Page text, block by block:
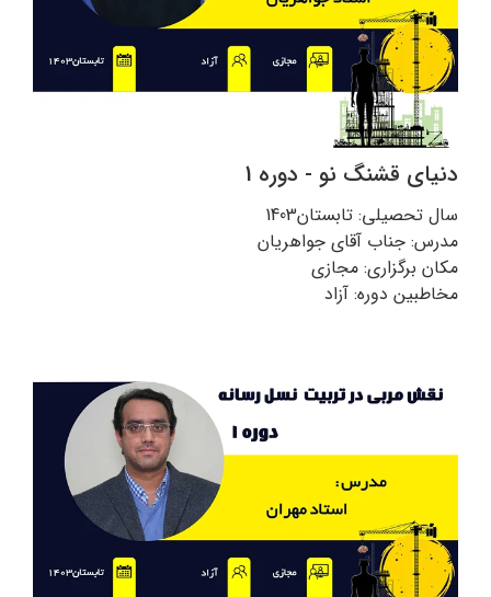
دنیای قشنگ نو - دوره 1
سال تحصیلی: تابستان1403
مدرس: جناب آقای جواهریان
مکان برگزاری: مجازی
مخاطبین دوره: آزاد